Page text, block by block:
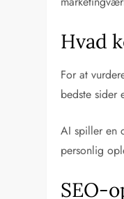
Hvad
For at
bedste sider
AI spiller en
personlig
SEO-